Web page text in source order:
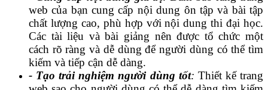
web của bạn cung cấp nội dung ôn tập và bài tập
chất lượng cao, phù hợp với nội dung thi đại học.
Các tài liệu và bài giảng nên được tổ chức một
cách rõ ràng và dễ dùng để người dùng có thể tìm
kiếm và tiếp cận dễ dàng.
- Tạo trải nghiệm người dùng tốt: Thiết kế trang